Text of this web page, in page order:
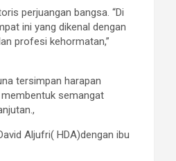
perjuangan bangsa. “Di
ini yang dikenal dengan
profesi kehormatan,”
tersimpan harapan
semangat
Aljufri( HDA)dengan ibu